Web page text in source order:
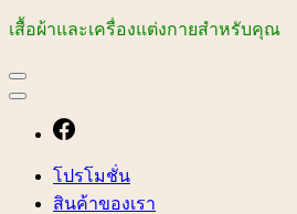
เสื้อผ้าและเครื่องแต่งกายสำหรับคุณ
โปรโมชั่น
สินค้าของเรา